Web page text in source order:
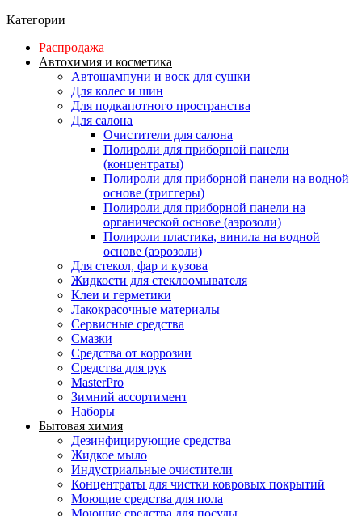
Категории
Распродажа
Автохимия и косметика
Автошампуни и воск для сушки
Для колес и шин
Для подкапотного пространства
Для салона
Очистители для салона
Полироли для приборной панели
(концентраты)
Полироли для приборной панели на водной
основе (триггеры)
Полироли для приборной панели на
органической основе (аэрозоли)
Полироли пластика, винила на водной
основе (аэрозоли)
Для стекол, фар и кузова
Жидкости для стеклоомывателя
Клеи и герметики
Лакокрасочные материалы
Сервисные средства
Смазки
Средства от коррозии
Средства для рук
MasterPro
Зимний ассортимент
Наборы
Бытовая химия
Дезинфицирующие средства
Жидкое мыло
Индустриальные очистители
Концентраты для чистки ковровых покрытий
Моющие средства для пола
Моющие средства для посуды